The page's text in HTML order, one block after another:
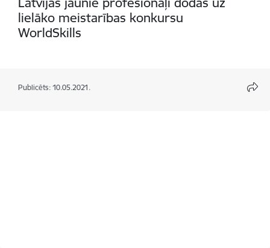
lielāko meistarības konkursu
WorldSkills
Publicēts: 10.05.2021.